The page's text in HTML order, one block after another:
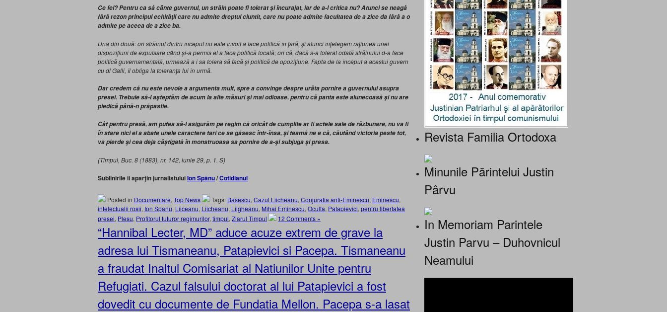
Ce fel? Pentru ca să cânte guvernul, un străin poate fi tolerat şi încurajat, iar de a-l critica nu? Atunci se neagă
fără rezon principul echităţii care nu admite dreptul ciuntit, care nu poate admite facultatea de a zice da fără a o
admite pe aceea de a zice ba.
Una din două: ori străinul dintru început nu este învoit a face politică în ţară, şi atunci înţelegem raţiunea unei
dispoziţiuni de expulsare când şi-a permis el a face politică locală; ori că, dacă s-a tolerat odată străinului d-a face
politică guvernamentală, urmează a i sa tolera să facă şi politică de opoziţiune. Fapta de la început a acestui guvern
cu dl Galli, îl obliga la toleranţa lui în urmă.
Dar credem că nu este nevoie a argumenta mult, spre a convinge despre urâta pornire a guvernului asupra
presei. Trebuie să-l aşteptăm de acum la alte măsuri şi mai odioase, pentru că panta este alunecoasă şi nu are
piedică până-n prăpastie.
Cât pentru presă, am putea să-l asigurăm pe regim că oricât de cumplite ar fi actele sale de răzbunare, nu va fi
în stare nici el a abate unele caractere tari ce se găsesc într-însa, şi teamă ne e că, căutând victoria peste tot,
va pierde şi cea deja câştigată în monstruoasa sa pornire de a-şi subjuga şi presa.
(Timpul, Buc. 8 (1883), nr. 142, iunie 29, p. 1. S)
Sublinirile ii aparţin jurnalistuluiIon Spânu/Cotidianul
Posted in Documentare, Top News Tags: Basescu, Cazul Liicheanu, Conjuratia anti-Eminescu, Eminescu,
intelectualii rosii, Ion Spanu, Liiceanu, Liicheanu, Liigheanu, Mihai Eminescu, Oculta, Patapievici, pentru libertatea
presei, Plesu, Profitorul tuturor regimurilor, timpul, Ziarul Timpul 12 Comments »
“Hannibal Lecter, MD” aduce acuze extrem de grave la
adresa lui Tismaneanu, Patapievici si Pacepa. Tismaneanu
a fraudat Inaltul Comisariat al Natiunilor Unite pentru
Refugiati. Cazul falsului doctorat al lui Patapievici a fost
dovedit cu documente de Fundatia Mellon. Pacepa s-a lasat
Revista Familia Ortodoxa
Minunile Părintelui Justin
Pârvu
In Memoriam Parintele
Justin Parvu – Duhovnicul
Neamului